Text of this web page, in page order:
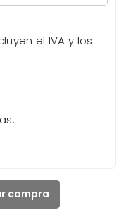
el IVA y los
compra